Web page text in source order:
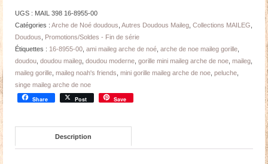
Arche
14
cm
UGS : MAIL 398 16-8955-00
Catégories : Arche de Noé doudous Autres Doudous Maileg Collections MAILEG
Doudous
Promotions/Soldes - Fin de série
Étiquettes : 16-8955-00 ami maileg arche de noé arche de noe maileg gorille
doudou doudou maileg doudou moderne gorille mini maileg arche de noe maileg
maileg gorille maileg noah's friends mini gorille maileg arche de noe peluche
singe maileg arche de noe
Share Post Save
Description